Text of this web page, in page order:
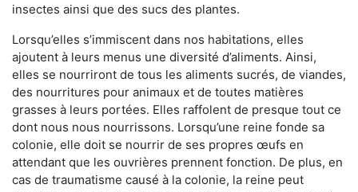
insectes ainsi que des sucs des plantes.
Lorsqu’elles s’immiscent dans nos habitations, elles
ajoutent à leurs menus une diversité d’aliments. Ainsi,
elles se nourriront de tous les aliments sucrés, de viandes,
des nourritures pour animaux et de toutes matières
grasses à leurs portées. Elles raffolent de presque tout ce
dont nous nous nourrissons. Lorsqu’une reine fonde sa
colonie, elle doit se nourrir de ses propres œufs en
attendant que les ouvrières prennent fonction. De plus, en
cas de traumatisme causé à la colonie, la reine peut